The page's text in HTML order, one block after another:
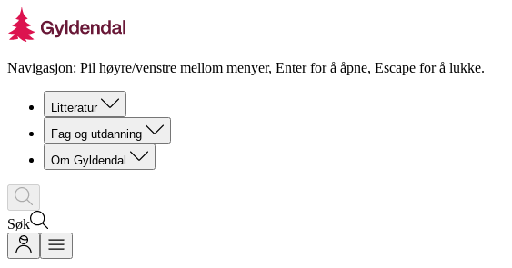
Navigasjon: Pil høyre/venstre mellom menyer, Enter for å åpne, Escape for å lukke.
Litteratur
Fag og utdanning
Om Gyldendal
Søk